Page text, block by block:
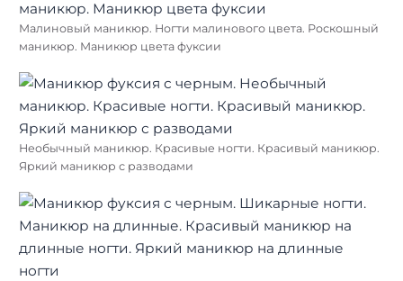
Малиновый маникюр. Ногти малинового цвета. Роскошный
маникюр. Маникюр цвета фуксии
Необычный маникюр. Красивые ногти. Красивый маникюр.
Яркий маникюр с разводами